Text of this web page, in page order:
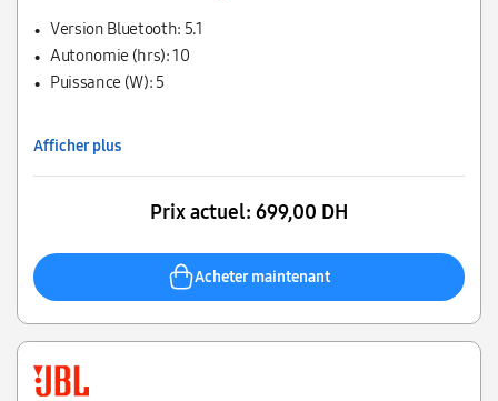
Version Bluetooth: 5.1
Autonomie (hrs): 10
Puissance (W): 5
Afficher plus
Prix actuel: 699,00 DH
Acheter maintenant